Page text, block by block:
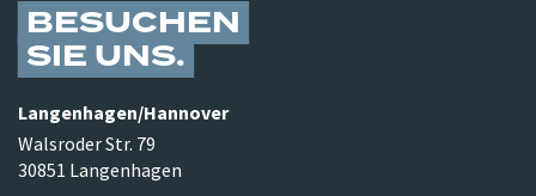
BESUCHEN
SIE UNS
Langenhagen/​Hannover
Walsroder Str. 79
30851 Langenhagen